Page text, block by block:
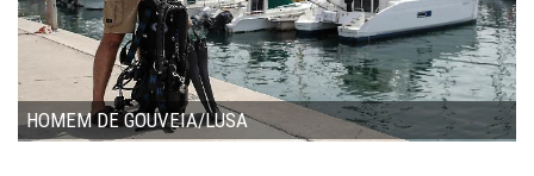
HOMEM DE GOUVEIA/LUSA